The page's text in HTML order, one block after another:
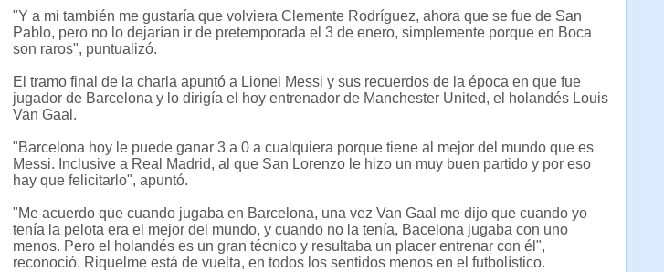
"Y a mi también me gustaría que volviera Clemente Rodríguez, ahora que se fue de San
Pablo, pero no lo dejarían ir de pretemporada el 3 de enero, simplemente porque en Boca
son raros", puntualizó.
El tramo final de la charla apuntó a Lionel Messi y sus recuerdos de la época en que fue
jugador de Barcelona y lo dirigía el hoy entrenador de Manchester United, el holandés Louis
Van Gaal.
"Barcelona hoy le puede ganar 3 a 0 a cualquiera porque tiene al mejor del mundo que es
Messi. Inclusive a Real Madrid, al que San Lorenzo le hizo un muy buen partido y por eso
hay que felicitarlo", apuntó.
"Me acuerdo que cuando jugaba en Barcelona, una vez Van Gaal me dijo que cuando yo
tenía la pelota era el mejor del mundo, y cuando no la tenía, Bacelona jugaba con uno
menos. Pero el holandés es un gran técnico y resultaba un placer entrenar con él",
reconoció. Riquelme está de vuelta, en todos los sentidos menos en el futbolístico.